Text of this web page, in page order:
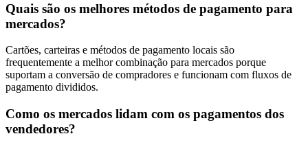
Quais são os melhores métodos de pagamento para
mercados?
Cartões, carteiras e métodos de pagamento locais são
frequentemente a melhor combinação para mercados porque
suportam a conversão de compradores e funcionam com fluxos de
pagamento divididos.
Como os mercados lidam com os pagamentos dos
vendedores?